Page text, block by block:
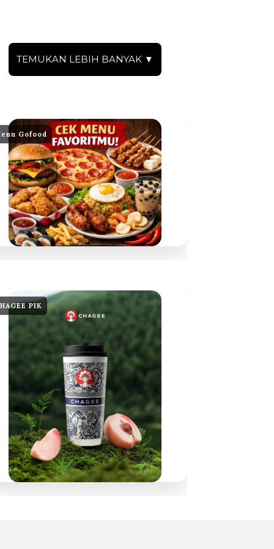
TEMUKAN LEBIH BANYAK ▼
Gofood
PIK